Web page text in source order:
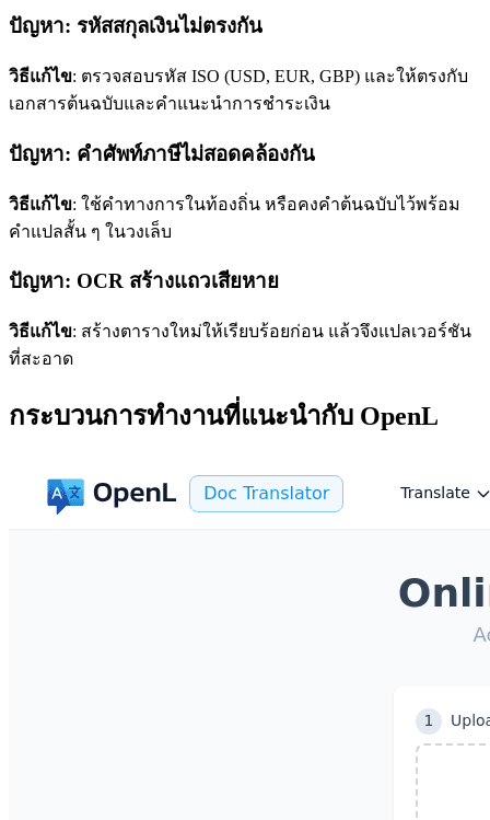
ปัญหา: รหัสสกุลเงินไม่ตรงกัน
วิธีแก้ไข: ตรวจสอบรหัส ISO (USD, EUR, GBP) และให้ตรงกับ
เอกสารต้นฉบับและคำแนะนำการชำระเงิน
ปัญหา: คำศัพท์ภาษีไม่สอดคล้องกัน
วิธีแก้ไข: ใช้คำทางการในท้องถิ่น หรือคงคำต้นฉบับไว้พร้อม
คำแปลสั้น ๆ ในวงเล็บ
ปัญหา: OCR สร้างแถวเสียหาย
วิธีแก้ไข: สร้างตารางใหม่ให้เรียบร้อยก่อน แล้วจึงแปลเวอร์ชัน
ที่สะอาด
กระบวนการทำงานที่แนะนำกับ OpenL